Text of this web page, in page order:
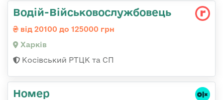
Водій-Військовослужбовець
від 20100 до 125000 грн
Харків
Косівський РТЦК та СП
Номер